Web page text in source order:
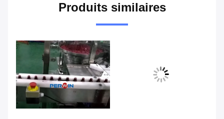
Produits similaires